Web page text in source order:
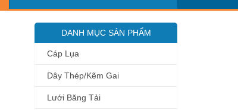
DANH MỤC SẢN PHẨM
Cáp Lụa
Dây Thép/Kẽm Gai
Lưới Băng Tải